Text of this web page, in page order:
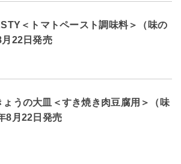
＜トマトペースト調味料＞（味の
22日発売
うの大皿＜すき焼き肉豆腐用＞（味
8月22日発売